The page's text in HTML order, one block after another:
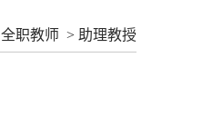
全职教师 > 助理教授